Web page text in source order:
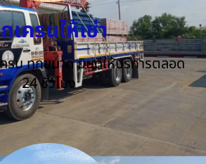
เครนให้เช่า
ครน ทุกขนาด ยินดีให้บริการตลอด
24 ชั่วโมง